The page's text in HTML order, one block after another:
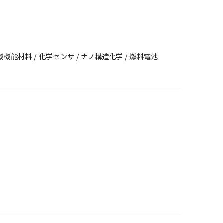
能材料 / 化学センサ / ナノ構造化学 / 燃料電池